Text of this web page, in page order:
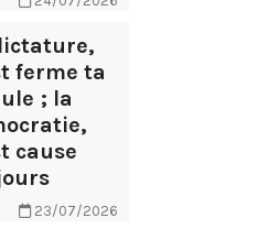
ferme ta
; la
cause
23/07/2026